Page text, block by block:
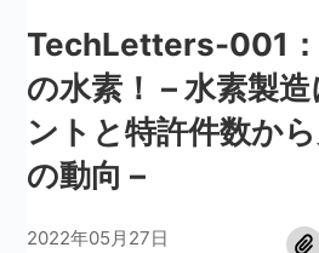
TechLetters-001
の水素！ – 水素製
ントと特許件数か
の動向 –
2022年05月27日